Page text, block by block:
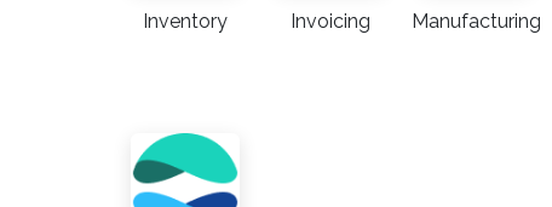
Inventory Invoicing Manufacturing